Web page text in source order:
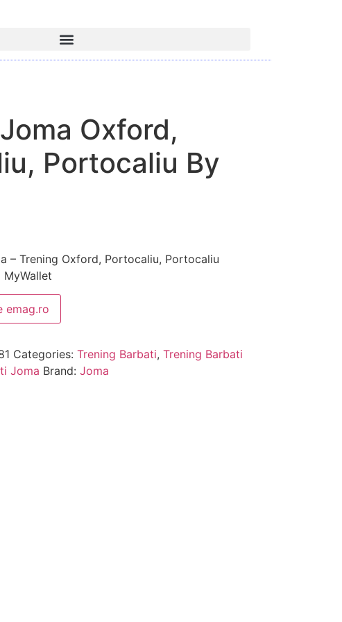
Oxford,
Portocaliu By
– Trening Oxford, Portocaliu, Portocaliu
MyWallet
emag.ro
Categories: Trening Barbati, Trening Barbati
Joma Brand: Joma